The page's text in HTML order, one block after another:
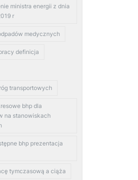
ministra energii z dnia
r
medycznych
definicja
transportowych
bhp dla
na stanowiskach
bhp prezentacja
tymczasową a ciąża